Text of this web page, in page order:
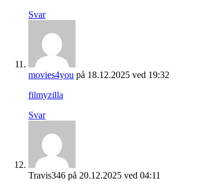
Svar
movies4you på 18.12.2025 ved 19:32
filmyzilla
Svar
Travis346 på 20.12.2025 ved 04:11